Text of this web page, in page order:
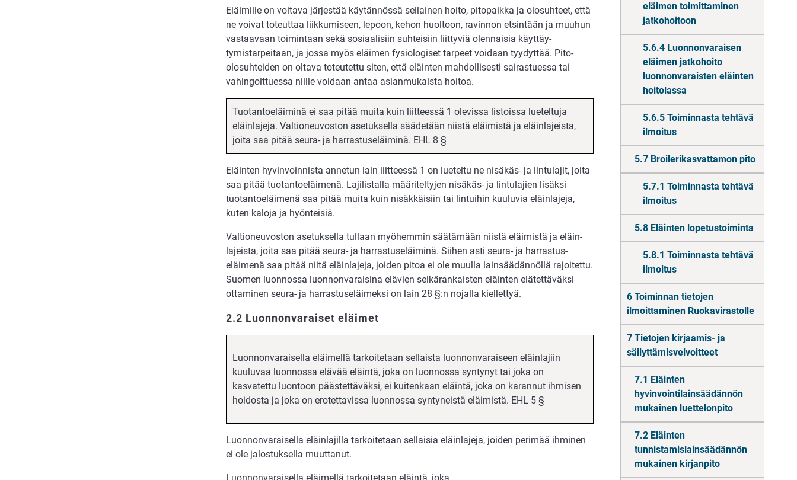
eläimen toimittaminen
jatkohoitoon
5.6.4 Luonnonvaraisen
eläimen jatkohoito
luonnonvaraisten eläinten
hoitolassa
5.6.5 Toiminnasta tehtävä
ilmoitus
5.7 Broilerikasvattamon pito
5.7.1 Toiminnasta tehtävä
ilmoitus
5.8 Eläinten lopetustoiminta
5.8.1 Toiminnasta tehtävä
ilmoitus
6 Toiminnan tietojen
ilmoittaminen Ruokavirastolle
7 Tietojen kirjaamis- ja
säilyttämisvelvoitteet
7.1 Eläinten
hyvinvointilainsäädännön
mukainen luettelonpito
7.2 Eläinten
tunnistamislainsäädännön
mukainen kirjanpito
Eläimille on voitava järjestää käytännössä sellainen hoito, pitopaikka ja olosuhteet, että
ne voivat toteuttaa liikkumiseen, lepoon, kehon huoltoon, ravinnon etsintään ja muuhun
vastaavaan toimintaan sekä sosiaalisiin suhteisiin liittyviä olennaisia käyttäy­
tymistarpeitaan, ja jossa myös eläimen fysiologiset tarpeet voidaan tyydyttää. Pito-
olosuhteiden on oltava toteutettu siten, että eläinten mahdollisesti sairastuessa tai
vahingoittuessa niille voidaan antaa asianmukaista hoitoa.
Tuotantoeläiminä ei saa pitää muita kuin liitteessä 1 olevissa listoissa lueteltuja
eläinlajeja. Valtioneuvoston asetuksella säädetään niistä eläimistä ja eläinlajeista,
joita saa pitää seura- ja harrastuseläiminä. EHL 8 §
Eläinten hyvinvoinnista annetun lain liitteessä 1 on lueteltu ne nisäkäs- ja lintulajit, joita
saa pitää tuotantoeläimenä. Lajilistalla määriteltyjen nisäkäs- ja lintulajien lisäksi
tuotantoeläimenä saa pitää muita kuin nisäkkäisiin tai lintuihin kuuluvia eläinlajeja,
kuten kaloja ja hyönteisiä.
Valtioneuvoston asetuksella tullaan myöhemmin säätämään niistä eläimistä ja eläin­
lajeista, joita saa pitää seura- ja harrastuseläiminä. Siihen asti seura- ja harrastus­
eläimenä saa pitää niitä eläinlajeja, joiden pitoa ei ole muulla lainsäädännöllä rajoi­tettu.
Suomen luonnossa luonnonvaraisina elävien selkärankaisten eläinten elätettä­väksi
ottaminen seura- ja harrastuseläimeksi on lain 28 §:n nojalla kiellettyä.
2.2 Luonnonvaraiset eläimet
Luonnonvaraisella eläimellä tarkoitetaan sellaista luonnonvaraiseen eläinlajiin
kuuluvaa luon­nossa elävää eläintä, joka on luonnossa syntynyt tai joka on
kasvatettu luontoon päästettäväksi, ei kuitenkaan eläintä, joka on karannut ihmisen
hoidosta ja joka on erotettavissa luonnossa syntyneistä eläimistä. EHL 5 §
Luonnonvaraisella eläinlajilla tarkoitetaan sellaisia eläinlajeja, joiden perimää ihmi­nen
ei ole jalostuksella muuttanut.